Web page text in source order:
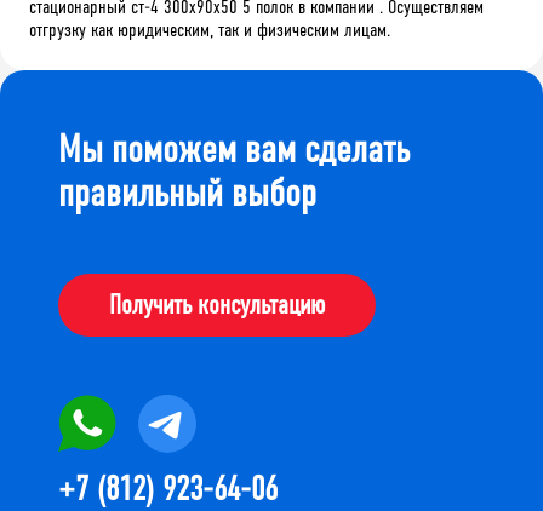
стационарный ст-4 300x90x50 5 полок в компании . Осуществляем
отгрузку как юридическим, так и физическим лицам.
Мы поможем вам сделать
правильный выбор
Получить консультацию
+7 (812) 923-64-06